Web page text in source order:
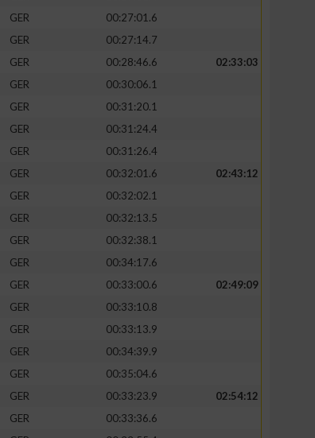
GER
00:27:01.6
GER
00:27:14.7
GER 00:28:46.6
02:33:03
GER
00:30:06.1
GER
00:31:20.1
GER
00:31:24.4
GER
00:31:26.4
GER 00:32:01.6
02:43:12
GER
00:32:02.1
GER
00:32:13.5
GER
00:32:38.1
GER
00:34:17.6
GER 00:33:00.6
02:49:09
GER
00:33:10.8
GER
00:33:13.9
GER
00:34:39.9
GER
00:35:04.6
GER 00:33:23.9
02:54:12
GER
00:33:36.6